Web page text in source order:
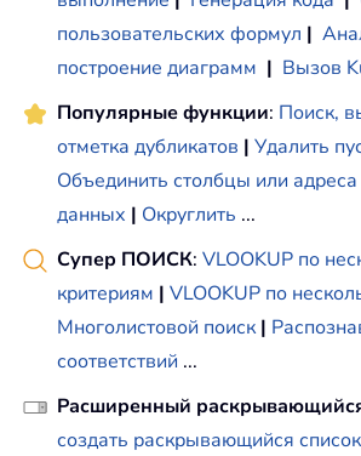
пользовательских формул |
построение диаграмм | Вызов
Популярные функции: Поиск,
отметка дубликатов | Удалить
Объединить столбцы или адреса
данных | Округлить ...
Супер ПОИСК: VLOOKUP по
критериям | VLOOKUP по
Многолистовой поиск |
соответствий ...
Расширенный
создать раскрывающийся список